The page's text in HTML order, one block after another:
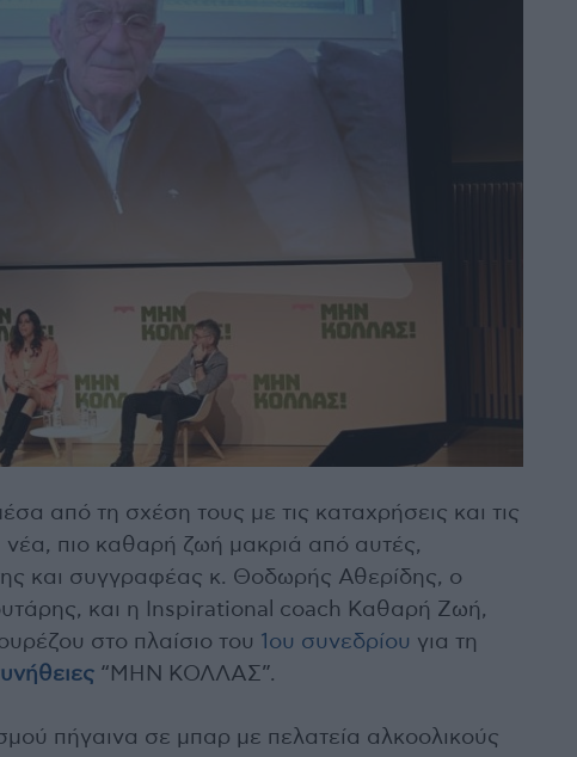
από τη σχέση τους με τις καταχρήσεις και τις
νέα, πιο καθαρή ζωή μακριά από αυτές,
και συγγραφέας κ. Θοδωρής Αθερίδης, ο
και η Inspirational coach Καθαρή Ζωή,
στο πλαίσιο του 1ου συνεδρίου για τη
“ΜΗΝ ΚΟΛΛΑΣ”.
πήγαινα σε μπαρ με πελατεία αλκοολικούς